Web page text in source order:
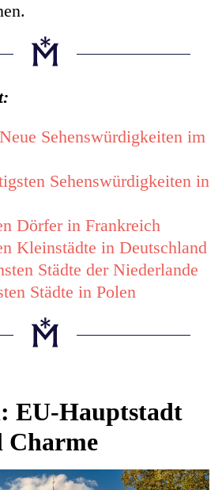
Sehenswürdigkeiten im
Sehenswürdigkeiten in
Dörfer in Frankreich
Kleinstädte in Deutschland
Städte der Niederlande
Städte in Polen
EU-Hauptstadt
Charme